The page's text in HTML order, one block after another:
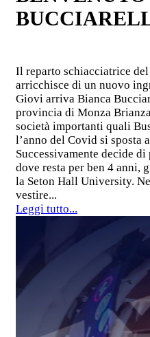
Il reparto schiacciatrice
arricchisce di un nuovo
Giovi arriva Bianca
provincia di Monza
società importanti quali
l’anno del Covid si sposta
Successivamente decide
dove resta per ben 4 anni,
la Seton Hall University.
vestire...
Leggi tutto...